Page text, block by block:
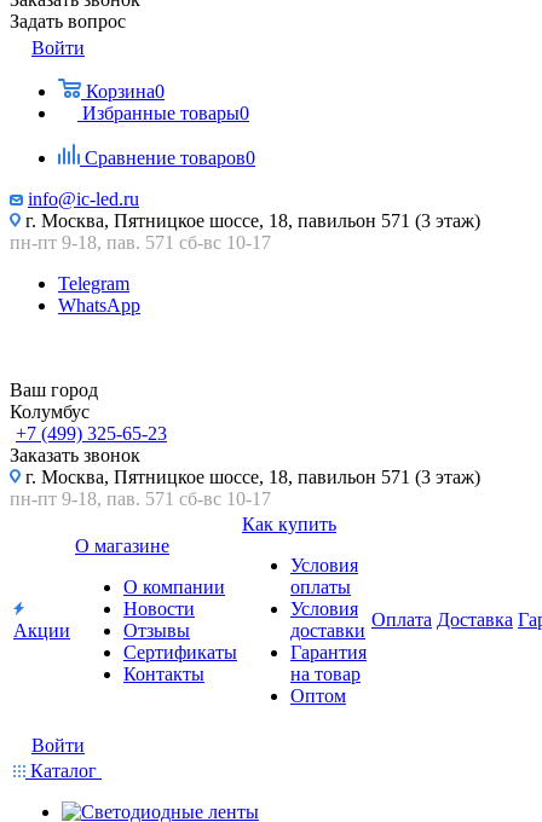
Задать вопрос
Войти
Корзина0
Избранные товары0
Сравнение товаров0
info@ic-led.ru
г. Москва, Пятницкое шоссе, 18, павильон 571 (3 этаж)
пн-пт 9-18, пав. 571 сб-вс 10-17
Telegram
WhatsApp
Ваш город
Колумбус
+7 (499) 325-65-23
Заказать звонок
г. Москва, Пятницкое шоссе, 18, павильон 571 (3 этаж)
пн-пт 9-18, пав. 571 сб-вс 10-17
Акции
О магазине
О компании
Новости
Отзывы
Сертификаты
Контакты
Как купить
Условия
оплаты
Условия
доставки
Гарантия
на товар
Оптом
Оплата Доставка
Войти
Каталог